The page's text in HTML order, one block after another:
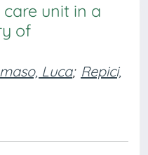
care unit in a
of
Luca; Repici,